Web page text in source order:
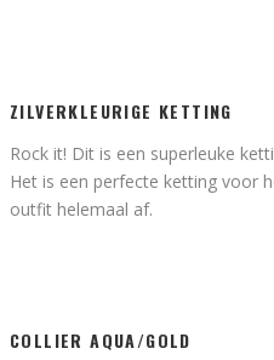
ZILVERKLEURIGE KETTING
Rock it! Dit is een superleuke
Het is een perfecte ketting voor
outfit helemaal af.
COLLIER AQUA/GOLD